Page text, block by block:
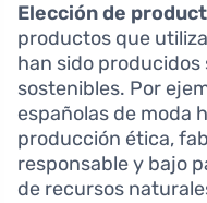
Elección de
productos que
han sido
sostenibles. Por
españolas de moda
producción ética,
responsable y bajo
de recursos